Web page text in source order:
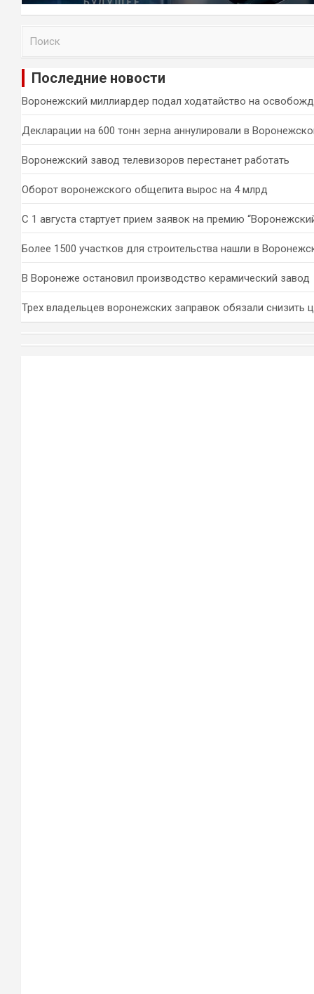
и
Последние новости
Воронежский миллиардер подал ходатайство на
Декларации на 600 тонн зерна аннулировали в
Воронежский завод телевизоров перестанет работать
Оборот воронежского общепита вырос на 4 млрд
С 1 августа стартует прием заявок на премию
Более 1500 участков для строительства нашли в
В Воронеже остановил производство керамический завод
Трех владельцев воронежских заправок обязали снизить